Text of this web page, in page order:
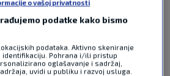
- AUTOMOTO
o vašoj privatnosti
podatke kako bismo
podataka. Aktivno skeniranje
identifikaciju. Pohrana i/ili pristup
oglašavanje i sadržaj,
uvidi u publiku i razvoj usluga.